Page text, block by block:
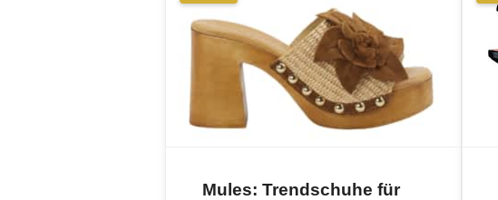
Mules: Trendschuhe für